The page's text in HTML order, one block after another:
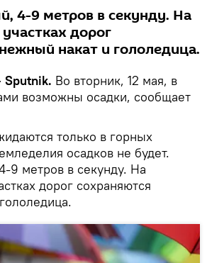
4-9 метров в секунду. На
дорог
накат и гололедица.
Во вторник, 12 мая, в
возможны осадки, сообщает
только в горных
осадков не будет.
9 метров в секунду. На
дорог сохраняются